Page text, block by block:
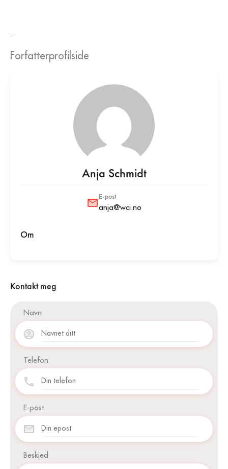
Forfatterprofilside
Anja Schmidt
E-post
anja@wci.no
Om
Kontakt meg
Navn
Telefon
E-post
Beskjed